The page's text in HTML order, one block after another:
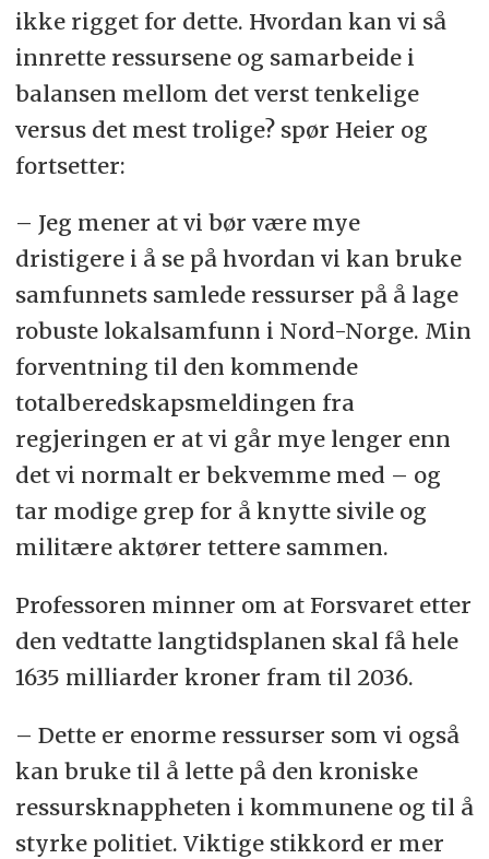
ikke rigget for dette. Hvordan kan vi så
innrette ressursene og samarbeide i
balansen mellom det verst tenkelige
versus det mest trolige? spør Heier og
fortsetter:
– Jeg mener at vi bør være mye
dristigere i å se på hvordan vi kan bruke
samfunnets samlede ressurser på å lage
robuste lokalsamfunn i Nord-Norge. Min
forventning til den kommende
totalberedskapsmeldingen fra
regjeringen er at vi går mye lenger enn
det vi normalt er bekvemme med – og
tar modige grep for å knytte sivile og
militære aktører tettere sammen.
Professoren minner om at Forsvaret etter
den vedtatte langtidsplanen skal få hele
1635 milliarder kroner fram til 2036.
– Dette er enorme ressurser som vi også
kan bruke til å lette på den kroniske
ressursknappheten i kommunene og til å
styrke politiet. Viktige stikkord er mer